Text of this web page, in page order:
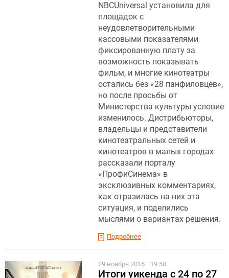
NBCUniversal установила для
площадок с
неудовлетворительными
кассовыми показателями
фиксированную плату за
возможность показывать
фильм, и многие кинотеатры
остались без «28 панфиловцев»,
но после просьбы от
Министерства культуры условие
изменилось. Дистрибьюторы,
владельцы и представители
кинотеатральных сетей и
кинотеатров в малых городах
рассказали порталу
«ПрофиСинема» в
эксклюзивных комментариях,
как отразилась на них эта
ситуация, и поделились
мыслями о вариантах решения.
Подробнее
29 ноября 2016 19:58
Итоги уикенда с 24 по 27